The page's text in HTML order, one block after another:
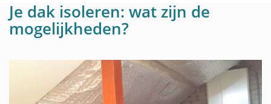
Je dak isoleren: wat zijn de
mogelijkheden?